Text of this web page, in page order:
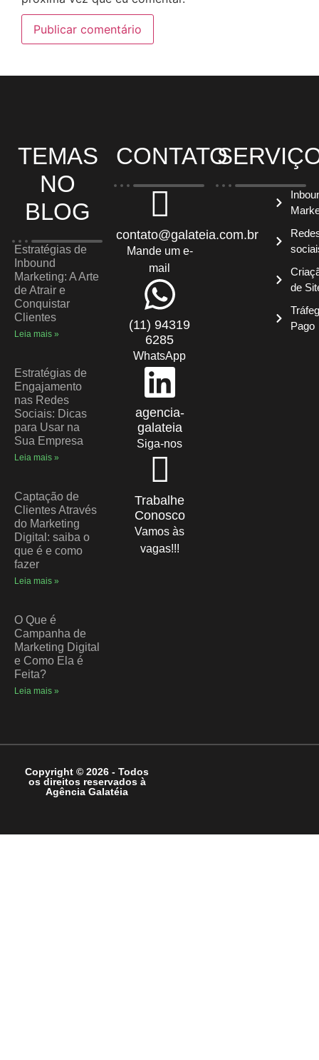
TEMAS
NO
BLOG
Estratégias de
Inbound
Marketing: A Arte
de Atrair e
Conquistar
Clientes
Leia mais »
Estratégias de
Engajamento
nas Redes
Sociais: Dicas
para Usar na
Sua Empresa
Leia mais »
Captação de
Clientes Através
do Marketing
Digital: saiba o
que é e como
fazer
Leia mais »
O Que é
Campanha de
Marketing Digital
e Como Ela é
Feita?
Leia mais »
CONTATO
contato@galateia.com.br
Mande um e-
mail
(11) 94319
6285
WhatsApp
agencia-
galateia
Siga-nos
Trabalhe
Conosco
Vamos às
vagas!!!
de
Pago
Copyright © 2026 - Todos
os direitos reservados à
Agência Galatéia